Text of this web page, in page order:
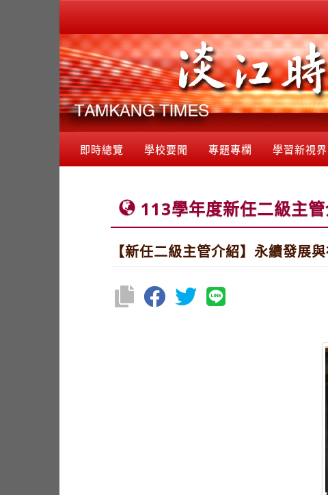
即時總覽 學校要聞 專題專欄 學習新視界
113學年度新任二級主
【新任二級主管介紹】永續發展